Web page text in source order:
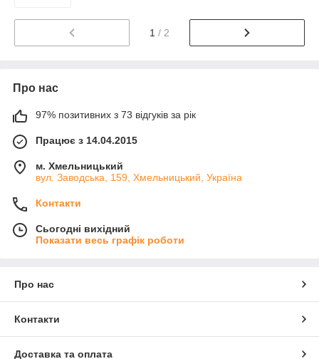
1 / 2
Про нас
97% позитивних з 73 відгуків за рік
Працює з 14.04.2015
м. Хмельницький
вул. Заводська, 159, Хмельницький, Україна
Контакти
Сьогодні вихідний
Показати весь графік роботи
Про нас
Контакти
Доставка та оплата